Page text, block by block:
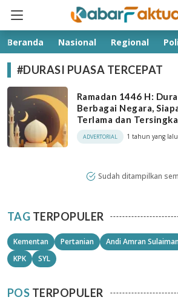
kabarfaktual.com
Terpercaya
Beranda Nasional Regional
#DURASI PUASA TERCEPAT
Ramadan 1446 H:
Berbagai Negara,
Terlama dan
ADVERTORIAL 1 tahun yang lalu
Sudah ditampilkan
TAG TERPOPULER
Kementan Pertanian Andi Amran Sulaiman
KPK
SYL
POS TERPOPULER